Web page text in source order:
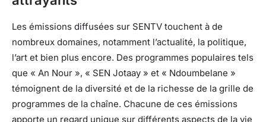
Les émissions diffusées sur SENTV touchent à de
nombreux domaines, notamment l’actualité, la politique,
l’art et bien plus encore. Des programmes populaires tels
que « An Nour », « SEN Jotaay » et « Ndoumbelane »
témoignent de la diversité et de la richesse de la grille de
programmes de la chaîne. Chacune de ces émissions
apporte un regard unique sur différents aspects de la vie